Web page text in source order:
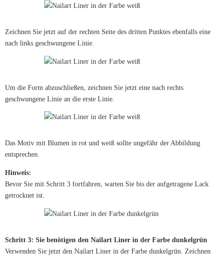
Zeichnen Sie jetzt auf der rechten Seite des dritten Punktes ebenfalls eine
nach links geschwungene Linie.
Um die Form abzuschließen, zeichnen Sie jetzt eine nach rechts
geschwungene Linie an die erste Linie.
Das Motiv mit Blumen in rot und weiß sollte ungefähr der Abbildung
entsprechen.
Hinweis:
Bevor Sie mit Schritt 3 fortfahren, warten Sie bis der aufgetragene Lack
getrocknet ist.
Schritt 3: Sie benötigen den Nailart Liner in der Farbe dunkelgrün
Verwenden Sie jetzt den Nailart Liner in der Farbe dunkelgrün. Zeichnen